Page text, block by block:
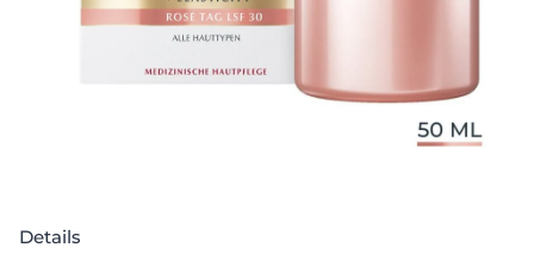
Details